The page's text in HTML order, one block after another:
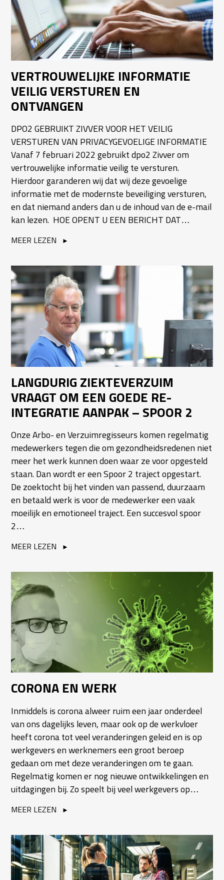
VERTROUWELIJKE INFORMATIE
VEILIG VERSTUREN EN
ONTVANGEN
DPO2 GEBRUIKT ZIVVER VOOR HET VEILIG
VERSTUREN VAN PRIVACYGEVOELIGE INFORMATIE
Vanaf 7 februari 2022 gebruikt dpo2 Zivver om
vertrouwelijke informatie veilig te versturen.
Hierdoor garanderen wij dat wij deze gevoelige
informatie met de modernste beveiliging versturen,
en dat niemand anders dan u de inhoud van de e-mail
kan lezen. HOE OPENT U EEN BERICHT DAT…
MEER LEZEN
LANGDURIG ZIEKTEVERZUIM
VRAAGT OM EEN GOEDE RE-
INTEGRATIE AANPAK – SPOOR 2
Onze Arbo- en Verzuimregisseurs komen regelmatig
medewerkers tegen die om gezondheidsredenen niet
meer het werk kunnen doen waar ze voor opgesteld
staan. Dan wordt er een Spoor 2 traject opgestart.
De zoektocht bij het vinden van passend, duurzaam
en betaald werk is voor de medewerker een vaak
moeilijk en emotioneel traject. Een succesvol spoor
2…
MEER LEZEN
CORONA EN WERK
Inmiddels is corona alweer ruim een jaar onderdeel
van ons dagelijks leven, maar ook op de werkvloer
heeft corona tot veel veranderingen geleid en is op
werkgevers en werknemers een groot beroep
gedaan om met deze veranderingen om te gaan.
Regelmatig komen er nog nieuwe ontwikkelingen en
uitdagingen bij. Zo speelt bij veel werkgevers op…
MEER LEZEN